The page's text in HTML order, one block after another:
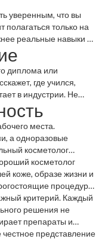
уверенным, что вы
полагаться только на
реальные навыки и
на что обратить
хорошего
диплома или
где учился,
в индустрии. Не
мастера, которые
а есть – с
кейсами,
что обещает.
места.
а одноразовые
косметолог
и как обеззараживает
спирта, одноразовые
знак, а отсутствие
косметолог
коже, образе жизни и
процедуры,
какие
и предложит
критерий. Каждый
решения не
препараты и
особенностей и
представление